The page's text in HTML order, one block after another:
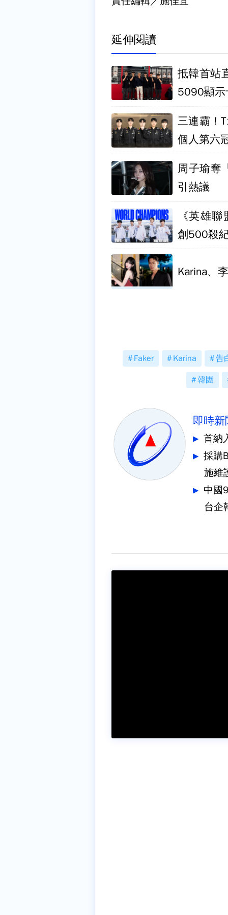
延伸閱讀
抵韓首站
5090顯示
三連霸！
個人第六
周子瑜奪
引熱議
《英雄
創500殺
Karina、
Faker Karina 告
韓團
即時新
首納
採購
施維
中國
台企